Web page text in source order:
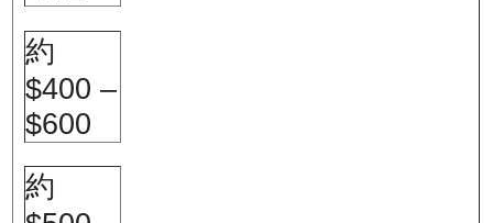
約
$400 –
$600
約